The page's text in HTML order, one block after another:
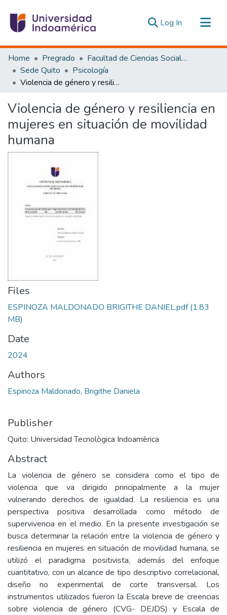
Log In (current)
Communities & Collections
All of DSpace
Statistics
Home Pregrado
Facultad de Ciencias Sociales y Humanas
Sede Quito
Psicología
Violencia de género y resiliencia en mujeres en situación de movilidad humana
Violencia de género y resiliencia en
mujeres en situación de movilidad
humana
Files
ESPINOZA MALDONADO BRIGITHE DANIEL.pdf(1.83
MB)
Date
2024
Authors
Espinoza Maldonado, Brigithe Daniela
Publisher
Quito: Universidad Tecnològica Indoamèrica
Abstract
La violencia de género se considera como el tipo de
violencia que va dirigido principalmente a la mujer
vulnerando derechos de igualdad. La resiliencia es una
perspectiva positiva desarrollada como método de
supervivencia en el medio. En la presente investigación se
busca determinar la relación entre la violencia de género y
resiliencia en mujeres en situación de movilidad humana, se
utilizó el paradigma positivista, además del enfoque
cuantitativo, con un alcance de tipo descriptivo correlacional,
diseño no experimental de corte transversal. Los
instrumentos utilizados fueron la Escala breve de creencias
sobre violencia de género (CVG- DEJDS) y Escala de